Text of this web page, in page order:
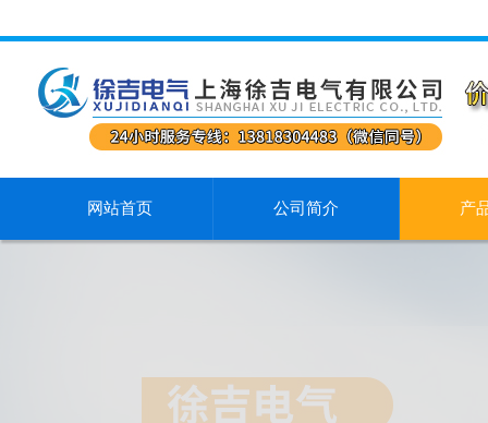
网站首页 公司简介 产